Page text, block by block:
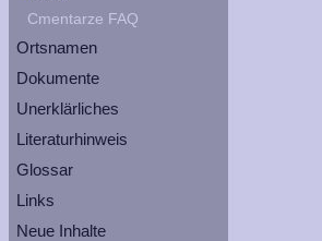
Cmentarze FAQ
Ortsnamen
Dokumente
Unerklärliches
Literaturhinweis
Glossar
Links
Neue Inhalte